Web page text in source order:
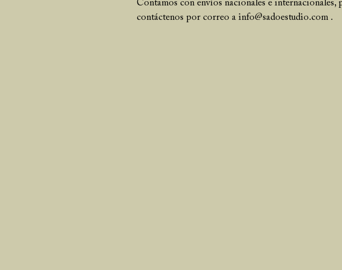
Contamos con envíos nacionales e internacionales,
contáctenos por correo a info@sadoestudio.com .